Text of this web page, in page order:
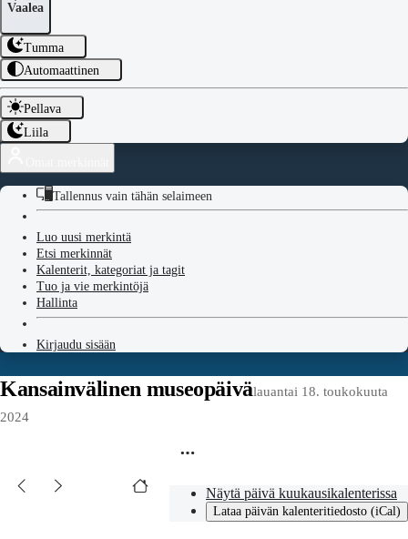
Vaalea
Tumma
Automaattinen
Pellava
Liila
Tallennus vain tähän selaimeen
Luo uusi merkintä
Etsi merkinnät
Kalenterit, kategoriat ja tagit
Tuo ja vie merkintöjä
Hallinta
Kirjaudu sisään
Kansainvälinen museopäivälauantai 18. toukokuuta
2024
Näytä päivä kuukausikalenterissa
Lataa päivän kalenteritiedosto (iCal)